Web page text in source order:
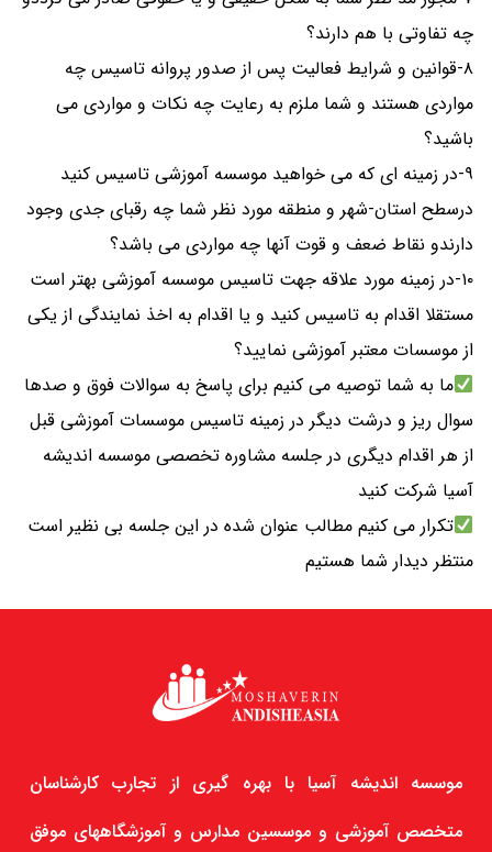
چه تفاوتی با هم دارند؟
۸-قوانین و شرایط فعالیت پس از صدور پروانه تاسیس چه
مواردی هستند و شما ملزم به رعایت چه نکات و مواردی می
باشید؟
۹-در زمینه ای که می خواهید موسسه آموزشی تاسیس کنید
درسطح استان-شهر و منطقه مورد نظر شما چه رقبای جدی وجود
دارندو نقاط ضعف و قوت آنها چه مواردی می باشد؟
۱۰-در زمینه مورد علاقه جهت تاسیس موسسه آموزشی بهتر است
مستقلا اقدام به تاسیس کنید و یا اقدام به اخذ نمایندگی از یکی
از موسسات معتبر آموزشی نمایید؟
ما به شما توصیه می کنیم برای پاسخ به سوالات فوق و صدها
سوال ریز و درشت دیگر در زمینه تاسیس موسسات آموزشی قبل
از هر اقدام دیگری در جلسه مشاوره تخصصی موسسه اندیشه
آسیا شرکت کنید
تکرار می کنیم مطالب عنوان شده در این جلسه بی نظیر است
منتظر دیدار شما هستیم
موسسه اندیشه آسیا با بهره گیری از تجارب کارشناسان
متخصص آموزشی و موسسین مدارس و آموزشگاههای موفق